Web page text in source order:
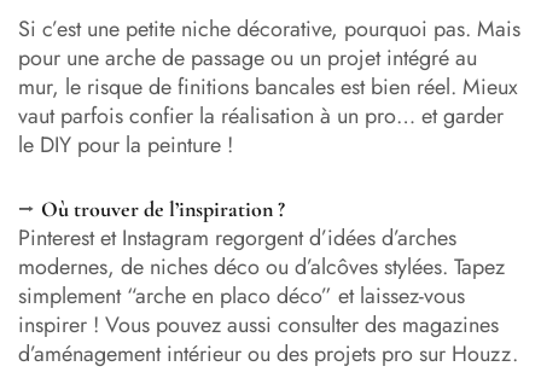
Si c’est une petite niche décorative, pourquoi pas. Mais
pour une arche de passage ou un projet intégré au
mur, le risque de finitions bancales est bien réel. Mieux
vaut parfois confier la réalisation à un pro… et garder
le DIY pour la peinture !
⭢ Où trouver de l’inspiration ?
Pinterest et Instagram regorgent d’idées d’arches
modernes, de niches déco ou d’alcôves stylées. Tapez
simplement “arche en placo déco” et laissez-vous
inspirer ! Vous pouvez aussi consulter des magazines
d’aménagement intérieur ou des projets pro sur Houzz.